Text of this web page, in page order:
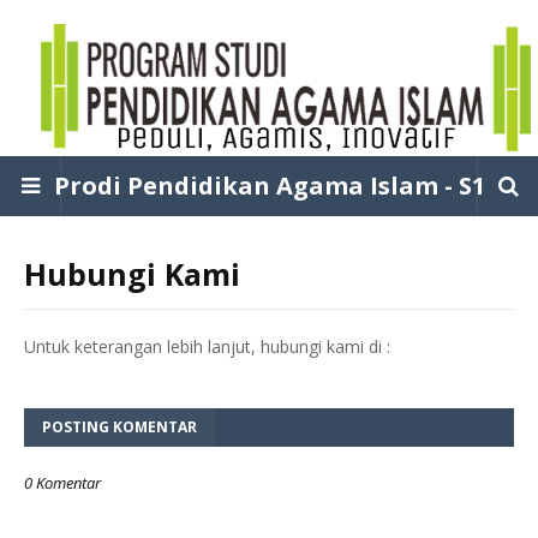
Prodi Pendidikan Agama Islam - S1
Hubungi Kami
Untuk keterangan lebih lanjut, hubungi kami di :
POSTING KOMENTAR
0 Komentar